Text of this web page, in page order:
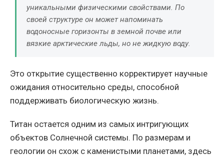
уникальными физическими свойствами. По
своей структуре он может напоминать
водоносные горизонты в земной почве или
вязкие арктические льды, но не жидкую воду.
Это открытие существенно корректирует научные
ожидания относительно среды, способной
поддерживать биологическую жизнь.
Титан остается одним из самых интригующих
объектов Солнечной системы. По размерам и
геологии он схож с каменистыми планетами, здесь